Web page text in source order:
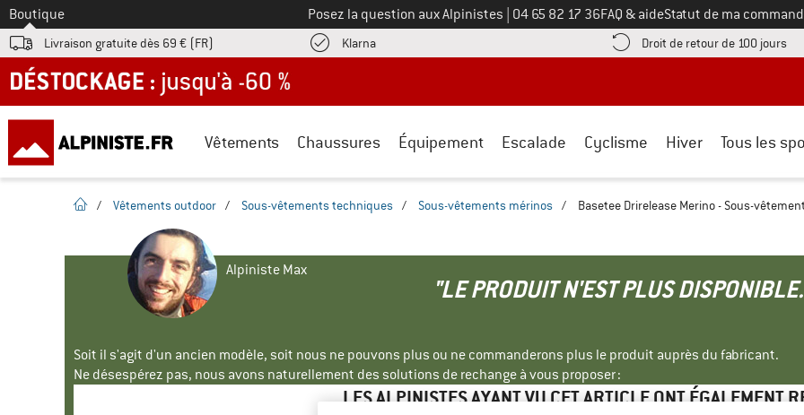
Vers le
Boutique Posez la question aux Alpinistes Appelez-nous au
04 65 82 17 36FAQ & aideStatut de ma
Livraison gratuite dès 69 € (FR) KlarnaTrouve les informations de paiement ici ! Ouvre une boîte d'information
Droit de retour de 100 jours
DÉSTOCKAGE : jusqu'à -60 %
Vêtements Chaussures Équipement Escalade Cyclisme Hiver Tous les
Page d'accueil
/ Vêtements outdoor / Sous-vêtements techniques / Sous-vêtements mérinos / Basetee Drirelease Merino - Sous-
Alpiniste Max
"LE PRODUIT N'EST PLUS
Soit il s'agit d'un ancien modèle, soit nous ne pouvons plus ou ne commanderons plus le produit auprès du fabricant.
Ne désespérez pas, nous avons naturellement des solutions de rechange à vous proposer :
LES ALPINISTES AYANT VU CET ARTICLE ONT ÉGALEMENT